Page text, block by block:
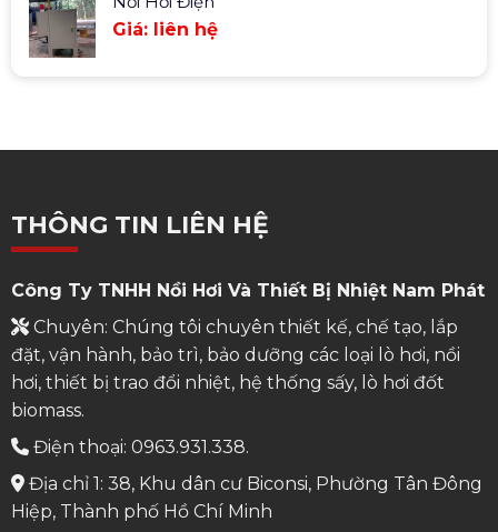
Giá: liên hệ
THÔNG TIN LIÊN HỆ
Công Ty TNHH Nồi Hơi Và Thiết Bị Nhiệt Nam Phát
Chuyên: Chúng tôi chuyên thiết kế, chế tạo, lắp
đặt, vận hành, bảo trì, bảo dưỡng các loại lò hơi, nồi
hơi, thiết bị trao đổi nhiệt, hệ thống sấy, lò hơi đốt
biomass.
Điện thoại: 0963.931.338.
Địa chỉ 1: 38, Khu dân cư Biconsi, Phường Tân Đông
Hiệp, Thành phố Hồ Chí Minh